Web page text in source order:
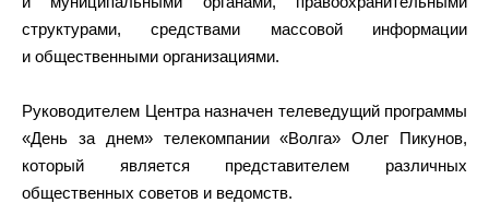
структурами, средствами массовой информации
и общественными организациями.
Руководителем Центра назначен телеведущий программы
«День за днем» телекомпании «Волга» Олег Пикунов,
который является представителем различных
общественных советов и ведомств.